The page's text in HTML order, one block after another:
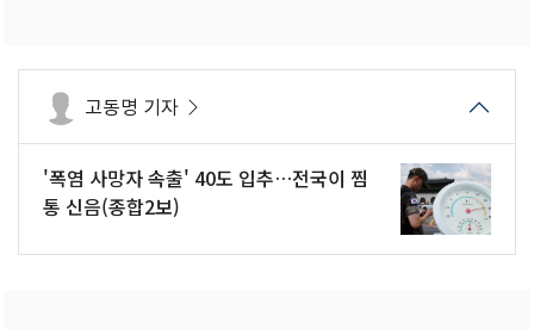
고동명 기자
'폭염 사망자 속출' 40도 입추…전국이 찜
통 신음(종합2보)